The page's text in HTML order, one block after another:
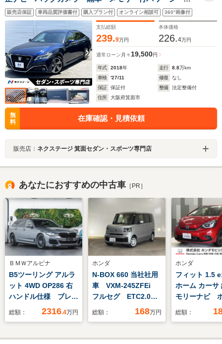
ト シートベンチレーション レーダークルーズ ブラ
インドスポット 三眼LEDヘッド 純正18インチAW 革
巻きステアリング パドルシフト
販売店保証 車両品質評価書付 購入プラン付 オンライン相談可 360°画像付
支払総額
239.9万円
本体価格
226.4万円
通常ローン 月々 19,500円
年式 2018年 走行 8.8万km
車検
'27/11 修復
なし
保証
保証付 整備
法定整備付
住所
大阪府箕面市
無
料
在庫確認・見積依頼
販売店： ネクステージ 箕面セダン・スポーツ専門店
あなたにおすすめの中古車 ［PR］
ＢＭＷアルピナ
B5ツーリング アルラ
ット 4WD OP286 右
ハンドル仕様 ブレー
キシステム アルピナ
ーライン ヘッドライ
総額： 2316.4万円
ホンダ
N-BOX 660 当社社用
車 VXM-245ZFEi
フルセグ ETC2.0
USB ブルートゥー
センサー オートリト
総額： 168万円
ホンダ
フィット 1.5
ホーム カーサ
モリーナビ
ンシング
総額：